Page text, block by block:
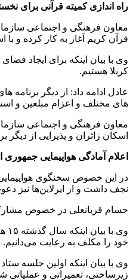
راه اندازی کمیته قرآنی برای
معاون فرهنگی و اجتماعی
قرآن کریم آغاز به کار کرده و
وی با بیان اینکه برای ایجاد
کربلا هستیم.
عادل ادامه داد: از دیگر برنامه
های مختلف و اعزام مبلغین و
معاون فرهنگی و اجتماعی
اسکان زائران و پذیرایی از دیگر
اعلام آمادگی هواپیمایی جمهوری
در این خصوص سخنگوی هواپیمایی
نجف داشت و از ایرلاین‌ها نیز
حسام قربانعلی در خصوص مشارکت
خود را مکلف به رعایت می‌دانیم.
وی با بیان اینکه اولین جلسه
زیرساختی، تعمیراتی و عملیاتی